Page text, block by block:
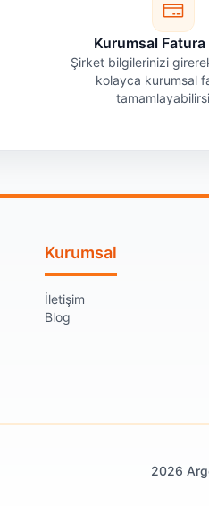
Kurumsal Fatura
Şirket bilgilerinizi
kolayca kurumsal
Kurumsal
İletişim
Blog
2026